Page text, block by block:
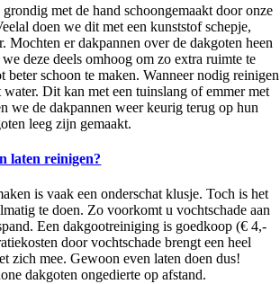
met de hand schoongemaakt door onze
doen we dit met een kunststof schepje,
Mochten er dakpannen over de dakgoten heen
deze deels omhoog om zo extra ruimte te
beter schoon te maken. Wanneer nodig reinigen
Dit kan met een tuinslang of emmer met
we de dakpannen weer keurig terug op hun
leeg zijn gemaakt.
laten reinigen?
is vaak een onderschat klusje. Toch is het
te doen. Zo voorkomt u vochtschade aan
Een dakgootreiniging is goedkoop (€ 4,-
door vochtschade brengt een heel
zich mee. Gewoon even laten doen dus!
dakgoten ongedierte op afstand.